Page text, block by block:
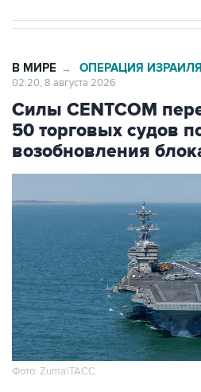
В МИРЕ → ОПЕРАЦИЯ
02:20, 8 августа 2026
Силы CENTCOM
50 торговых судов
возобновления
Фото: Zuma\ТАСС